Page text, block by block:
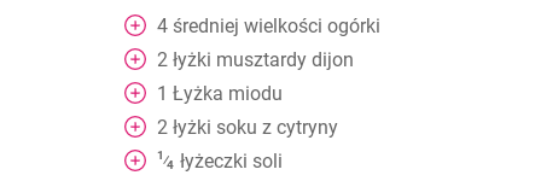
4 średniej wielkości ogórki
2 łyżki musztardy dijon
1 Łyżka miodu
2 łyżki soku z cytryny
1⁄4 łyżeczki soli